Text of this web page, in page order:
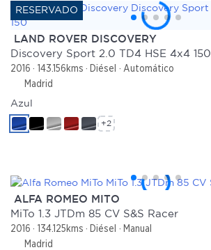
LAND ROVER DISCOVERY
Discovery Sport 2.0 TD4 HSE 4x4 150
2016 143.156kms Diésel
Automático
Madrid
Azul
+2
ALFA ROMEO MITO
MiTo 1.3 JTDm 85 CV S&S Racer
2016 134.125kms Diésel
Manual
Madrid